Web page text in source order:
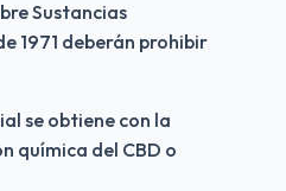
Sustancias
1971 deberán prohibir
se obtiene con la
química del CBD o